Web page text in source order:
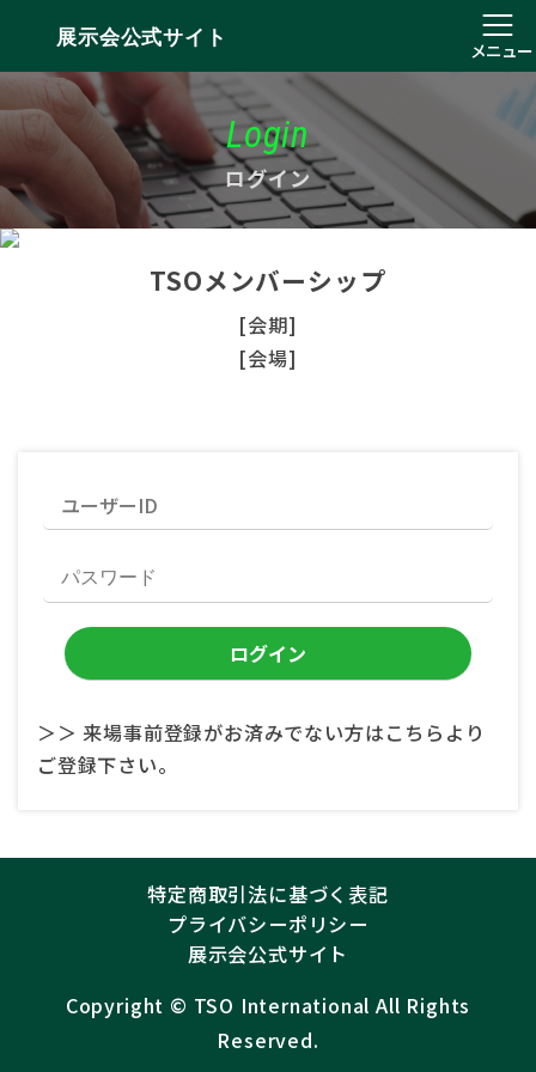
展示会公式サイト
メニュー
Login
ログイン
TSOメンバーシップ
[会期]
[会場]
＞＞ 来場事前登録がお済みでない方はこちらより
ご登録下さい。
特定商取引法に基づく表記
プライバシーポリシー
展示会公式サイト
Copyright ©︎ TSO International All Rights
Reserved.